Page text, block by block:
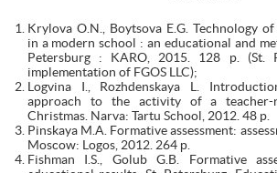
Krylova O.N., Boytsova E.G. Technology
in a modern school : an educational and
Petersburg : KARO, 2015. 128 p. (St.
implementation of FGOS LLC);
Logvina I., Rozhdenskaya L.
approach to the activity of a teacher-
Christmas. Narva: Tartu School, 2012. 48 p.
Pinskaya M.A. Formative assessment:
Moscow: Logos, 2012. 264 р.
Fishman I.S., Golub G.B. Formative